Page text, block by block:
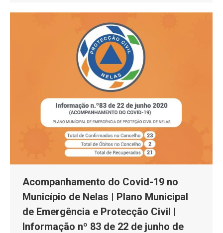
Acompanhamento do Covid-19 no
Município de Nelas | Plano Municipal
de Emergência e Protecção Civil |
Informação nº 83 de 22 de junho de